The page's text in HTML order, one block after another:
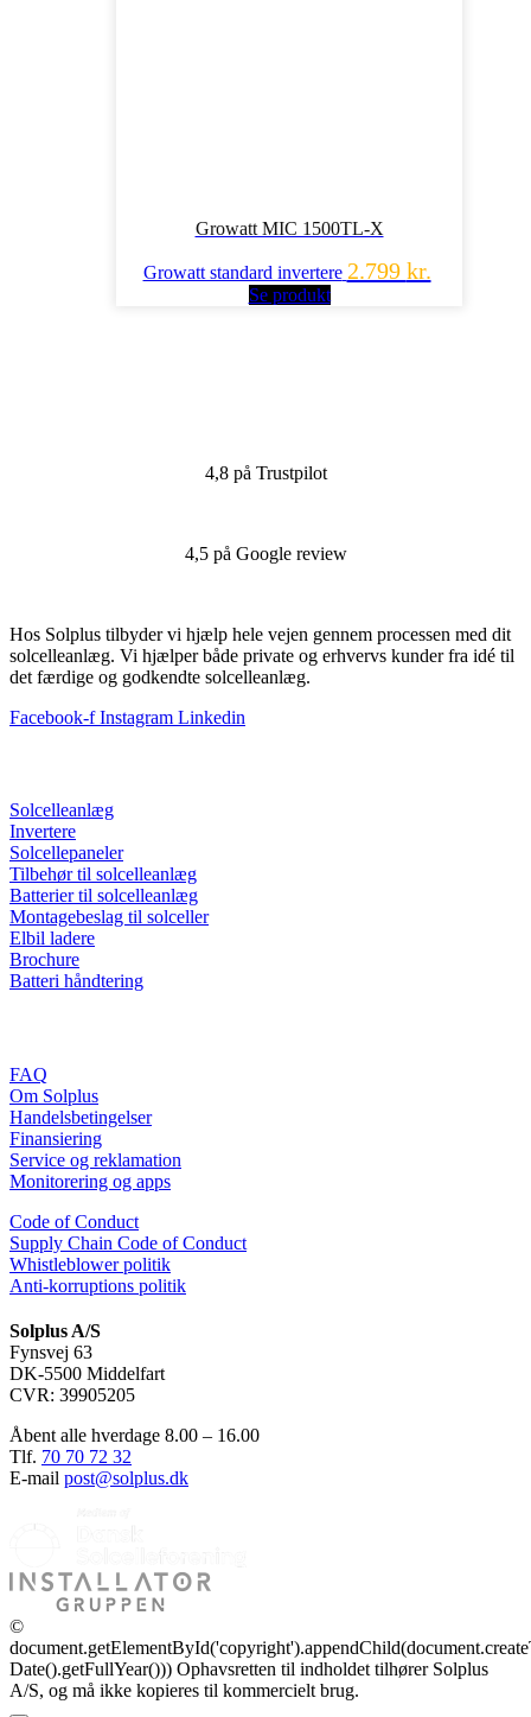
Growatt MIC 1500TL-X
Growatt standard invertere 2.799 kr.
Se produkt
4,8 på Trustpilot
4,5 på Google review
Hos Solplus tilbyder vi hjælp hele vejen gennem processen med dit
solcelleanlæg. Vi hjælper både private og erhvervs kunder fra idé til
det færdige og godkendte solcelleanlæg.
Facebook-f Instagram Linkedin
Solcelleanlæg
Invertere
Solcellepaneler
Tilbehør til solcelleanlæg
Batterier til solcelleanlæg
Montagebeslag til solceller
Elbil ladere
Brochure
Batteri håndtering
FAQ
Om Solplus
Handelsbetingelser
Finansiering
Service og reklamation
Monitorering og apps
Code of Conduct
Supply Chain Code of Conduct
Whistleblower politik
Anti-korruptions politik
Solplus A/S
Fynsvej 63
DK-5500 Middelfart
CVR: 39905205
Åbent alle hverdage 8.00 – 16.00
Tlf. 70 70 72 32
E-mail post@solplus.dk
©
Date().getFullYear())) Ophavsretten til indholdet tilhører Solplus
A/S, og må ikke kopieres til kommercielt brug.